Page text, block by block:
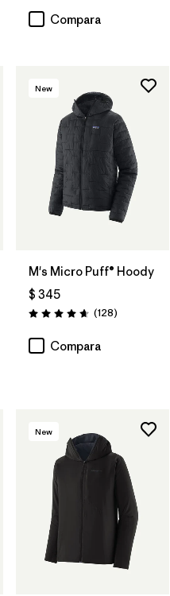
Compara
New
M's Micro Puff® Hoody
$ 345
Valoración: 4.6 / 5
(128Comentarios
)
Compara
New